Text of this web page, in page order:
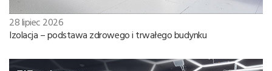
28 lipiec 2026
Izolacja – podstawa zdrowego i trwałego budynku